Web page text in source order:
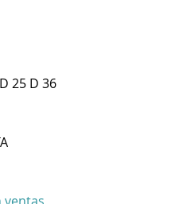
25 D 36